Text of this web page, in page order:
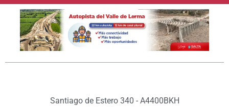
Santiago de Estero 340 - A4400BKH